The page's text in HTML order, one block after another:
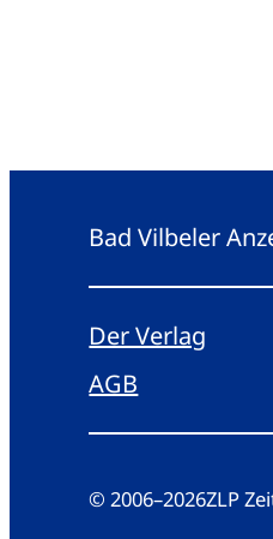
Bad Vilbeler
Der Verlag
AGB
© 2006–2026ZLP